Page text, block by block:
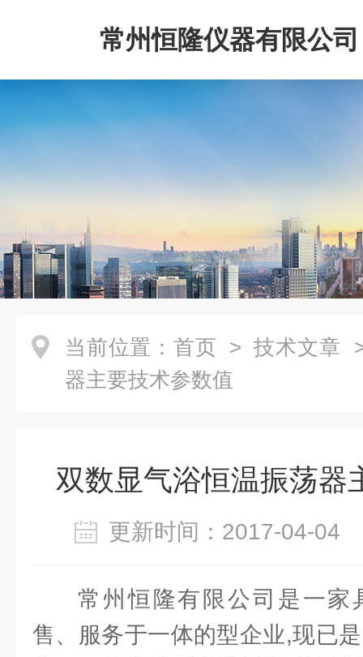
常州恒隆仪器有限公司
当前位置： 首页 > 技术文章
器主要技术参数值
双数显气浴恒温振荡器
更新时间：2017-04-
常州恒隆有限公司是一家
售、服务于一体的型企业,现已